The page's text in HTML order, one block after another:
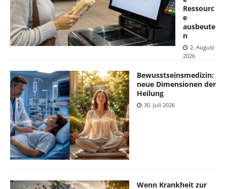
Ressourc
e
ausbeute
n
2. August
2026
Bewusstseinsmedizin:
neue Dimensionen der
Heilung
30. Juli 2026
Wenn Krankheit zur